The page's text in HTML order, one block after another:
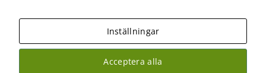
Copyright 2026 Fysioterapi | All Rights Reserved
Inställningar
Acceptera alla
hemsidan
används.
Upplevelse